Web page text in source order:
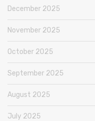
December 2025
November 2025
October 2025
September 2025
August 2025
July 2025